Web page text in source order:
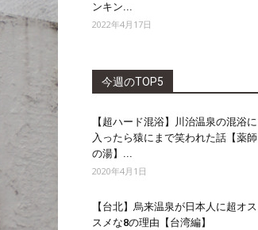
ンキン...
2022年4月17日
今週のTOP5
【超ハード混浴】川治温泉の混浴に
入ったら猿にまで笑われた話【薬師
の湯】...
2020年4月1日
【台北】烏来温泉が日本人に超オス
スメな8の理由【台湾編】